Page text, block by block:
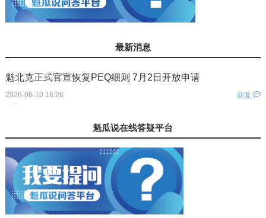
最新消息
魁北克正式官宣恢复PEQ细则 7月2日开放申请
2026-06-10 16:26
回复
魁瓜说在线答疑平台